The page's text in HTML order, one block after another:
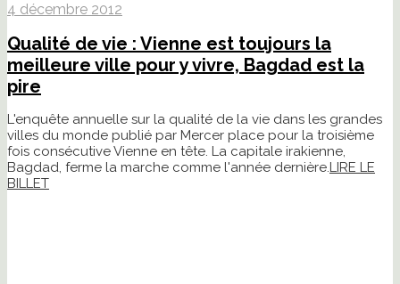
4 décembre 2012
Qualité de vie : Vienne est toujours la
meilleure ville pour y vivre, Bagdad est la
pire
L'enquête annuelle sur la qualité de la vie dans les grandes
villes du monde publié par Mercer place pour la troisième
fois consécutive Vienne en tête. La capitale irakienne,
Bagdad, ferme la marche comme l'année dernière.LIRE LE
BILLET